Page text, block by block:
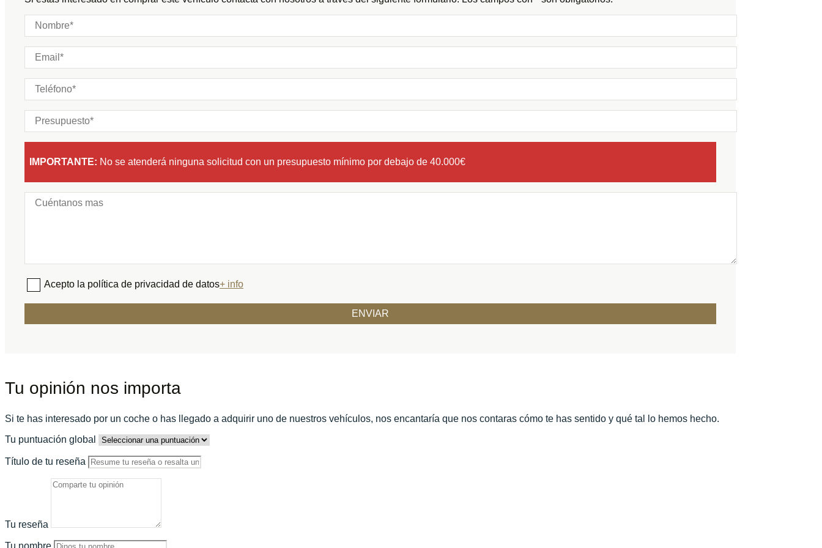
IMPORTANTE: No se atenderá ninguna solicitud con un presupuesto mínimo por debajo de 40.000€
Acepto la política de privacidad de datos+ info
Tu opinión nos importa
Si te has interesado por un coche o has llegado a adquirir uno de nuestros vehículos, nos encantaría que nos contaras cómo te has sentido y qué tal lo hemos hecho.
Tu puntuación global
Título de tu reseña
Tu reseña
Tu nombre